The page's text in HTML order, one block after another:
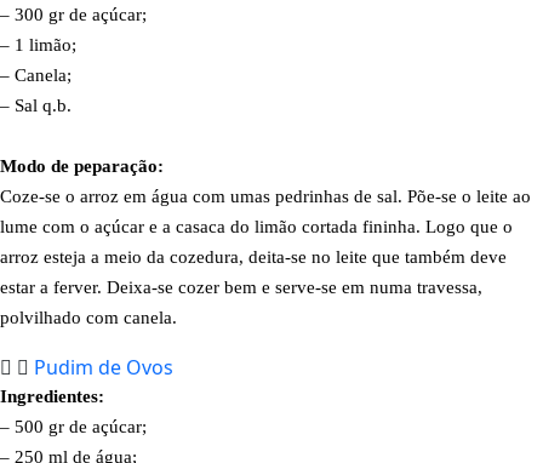
– 300 gr de açúcar;
– 1 limão;
– Canela;
– Sal q.b.
Modo de peparação:
Coze-se o arroz em água com umas pedrinhas de sal. Põe-se o leite ao
lume com o açúcar e a casaca do limão cortada fininha. Logo que o
arroz esteja a meio da cozedura, deita-se no leite que também deve
estar a ferver. Deixa-se cozer bem e serve-se em numa travessa,
polvilhado com canela.
Pudim de Ovos
Ingredientes:
– 500 gr de açúcar;
– 250 ml de água;